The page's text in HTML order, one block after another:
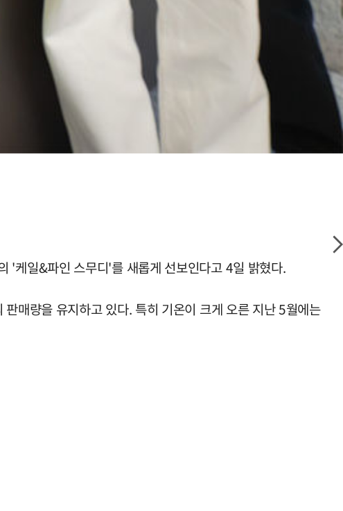
'케일&파인 스무디'를 새롭게 선보인다고 4일 밝혔다.
매량을 유지하고 있다. 특히 기온이 크게 오른 지난 5월에는